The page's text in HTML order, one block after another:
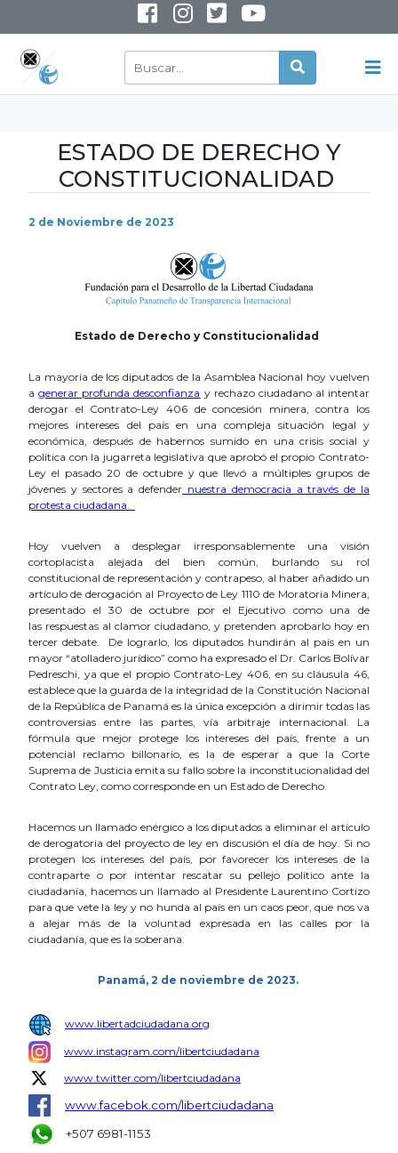
ESTADO DE DERECHO Y
CONSTITUCIONALIDAD
2 de Noviembre de 2023
Estado de Derecho y Constitucionalidad
La mayoría de los diputados de la Asamblea Nacional hoy vuelven
agenerar profunda desconfianza y rechazo ciudadano al intentar
derogar el Contrato-Ley 406 de concesión minera, contra los
mejores intereses del país en una compleja situación legal y
económica, después de habernos sumido en una crisis social y
política con la jugarreta legislativa que aprobó el propio Contrato-
Ley el pasado 20 de octubre y que llevó a múltiples grupos de
jóvenes y sectores a defender nuestra democracia a través de la
protesta ciudadana
Hoy vuelven a desplegar irresponsablemente una visión
cortoplacista alejada del bien común, burlando su rol
constitucional de representación y contrapeso, al haber añadido un
artículo de derogación al Proyecto de Ley 1110 de Moratoria Minera,
presentado el 30 de octubre por el Ejecutivo como una de
las respuestas al clamor ciudadano, y pretenden aprobarlo hoy en
tercer debate. De lograrlo, los diputados hundirán al país en un
mayor “atolladero jurídico” como ha expresado el Dr. Carlos Bolívar
Pedreschi, ya que el propio Contrato-Ley 406, en su cláusula 46,
establece que la guarda de la integridad de la Constitución Nacional
de la República de Panamá es la única excepción a dirimir todas las
controversias entre las partes, vía arbitraje internacional. La
fórmula que mejor protege los intereses del país, frente a un
potencial reclamo billonario, es la de esperar a que la Corte
Suprema de Justicia emita su fallo sobre la inconstitucionalidad del
Contrato Ley, como corresponde en un Estado de Derecho.
Hacemos un llamado enérgico a los diputados a eliminar el artículo
de derogatoria del proyecto de ley en discusión el día de hoy. Si no
protegen los intereses del país, por favorecer los intereses de la
contraparte o por intentar rescatar su pellejo político ante la
ciudadanía, hacemos un llamado al Presidente Laurentino Cortizo
para que vete la ley y no hunda al país en un caos peor, que nos va
a alejar más de la voluntad expresada en las calles por la
ciudadanía, que es la soberana.
Panamá, 2 de noviembre de 2023.
www.libertadciudadana.org
www.instagram.com/libertciudadana
www.twitter.com/libertciudadana
www.facebok.com/libertciudadana
+507 6981-1153